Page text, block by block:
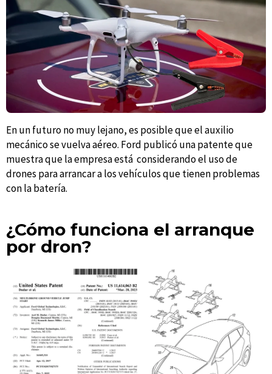
En un futuro no muy lejano, es posible que el auxilio
mecánico se vuelva aéreo. Ford publicó una patente que
muestra que la empresa está considerando el uso de
drones para arrancar a los vehículos que tienen problemas
con la batería.
¿Cómo funciona el arranque
por dron?